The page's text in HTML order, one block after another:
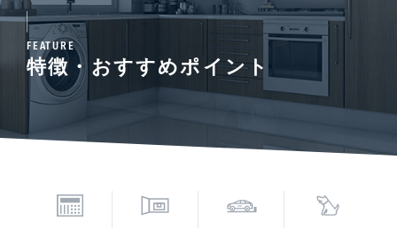
FEATURE
特徴・おすすめポイント